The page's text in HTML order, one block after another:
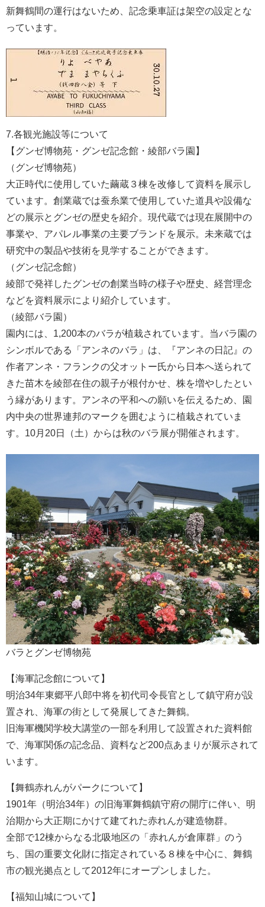
新舞鶴間の運行はないため、記念乗車証は架空の設定とな
っています。
7.各観光施設等について
【グンゼ博物苑・グンゼ記念館・綾部バラ園】
（グンゼ博物苑）
大正時代に使用していた繭蔵３棟を改修して資料を展示し
ています。創業蔵では蚕糸業で使用していた道具や設備な
どの展示とグンゼの歴史を紹介。現代蔵では現在展開中の
事業や、アパレル事業の主要ブランドを展示。未来蔵では
研究中の製品や技術を見学することができます。
（グンゼ記念館）
綾部で発祥したグンゼの創業当時の様子や歴史、経営理念
などを資料展示により紹介しています。
（綾部バラ園）
園内には、1,200本のバラが植栽されています。当バラ園の
シンボルである「アンネのバラ」は、『アンネの日記』の
作者アンネ・フランクの父オットー氏から日本へ送られて
きた苗木を綾部在住の親子が根付かせ、株を増やしたとい
う縁があります。アンネの平和への願いを伝えるため、園
内中央の世界連邦のマークを囲むように植栽されていま
す。10月20日（土）からは秋のバラ展が開催されます。
バラとグンゼ博物苑
【海軍記念館について】
明治34年東郷平八郎中将を初代司令長官として鎮守府が設
置され、海軍の街として発展してきた舞鶴。
旧海軍機関学校大講堂の一部を利用して設置された資料館
で、海軍関係の記念品、資料など200点あまりが展示されて
います。
【舞鶴赤れんがパークについて】
1901年（明治34年）の旧海軍舞鶴鎮守府の開庁に伴い、明
治期から大正期にかけて建てれた赤れんが建造物群。
全部で12棟からなる北吸地区の「赤れんが倉庫群」のう
ち、国の重要文化財に指定されている８棟を中心に、舞鶴
市の観光拠点として2012年にオープンしました。
【福知山城について】